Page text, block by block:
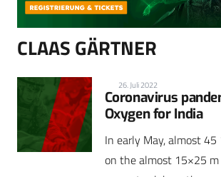
CLAAS GÄRTNER
26. Juli 2022
Coronavirus
Oxygen for India
In early May, almost 45
on the almost 15×25